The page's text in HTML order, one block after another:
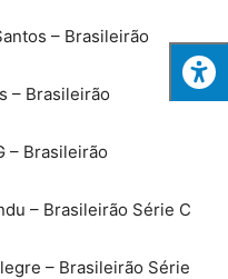
– Brasileirão
– Brasileirão
– Brasileirão
– Brasileirão Série C
– Brasileirão Série